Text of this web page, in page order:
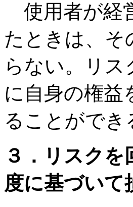
使用者が経
たときは、そ
らない。リ
に自身の権益
ることができ
３．リスク
度に基づいて